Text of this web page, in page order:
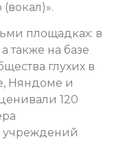
площадках: в
также на базе
глухих в
Няндоме и
120
учреждений